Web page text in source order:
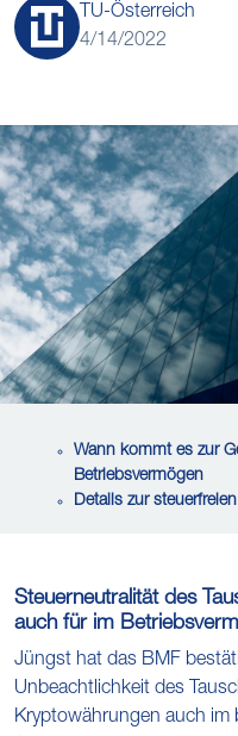
TU-Österreich
4/14/2022
Wann kommt es zur
Betriebsvermögen
Details zur
Steuerneutralität des
auch für im
Jüngst hat das BMF
Unbeachtlichkeit des
Kryptowährungen auch im